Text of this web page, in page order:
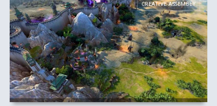
CREATIVE ASSEMBLY